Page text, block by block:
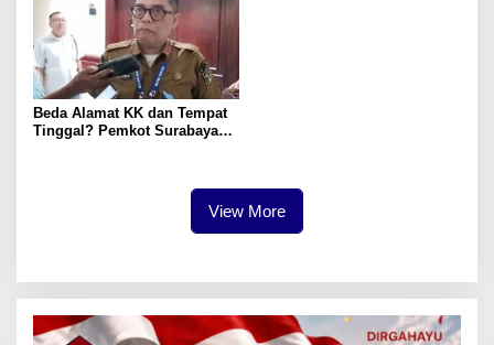
Beda Alamat KK dan Tempat
Tinggal? Pemkot Surabaya
View More